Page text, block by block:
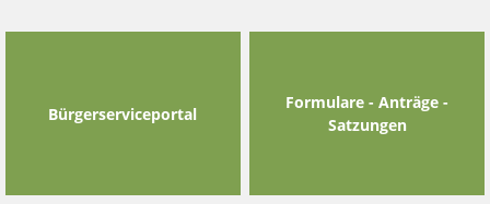
Bürgerserviceportal
Formulare - Anträge -
Satzungen